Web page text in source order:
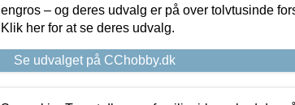
engros – og deres udvalg er på over tolvtusinde
Klik her for at se deres udvalg.
Se udvalget på CChobby.dk